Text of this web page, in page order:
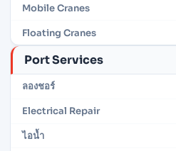
Mobile Cranes
Floating Cranes
Port Services
ลองชอร์
Electrical Repair
ไอน้ำ